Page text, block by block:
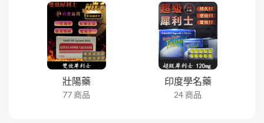
壯陽藥
77 商品
印度學名藥
24 商品